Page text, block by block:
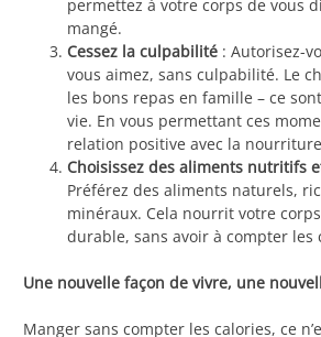
permettez à votre corps de vous
mangé.
Cessez la culpabilité : Autorisez-
vous aimez, sans culpabilité. Le
les bons repas en famille – ce
vie. En vous permettant ces
relation positive avec la
Choisissez des aliments nutritifs
Préférez des aliments naturels,
minéraux. Cela nourrit votre
durable, sans avoir à compter les
Une nouvelle façon de vivre, une
Manger sans compter les calories, ce